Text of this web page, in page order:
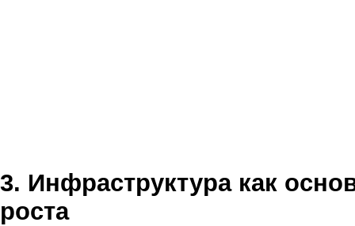
3. Инфраструктура как
роста